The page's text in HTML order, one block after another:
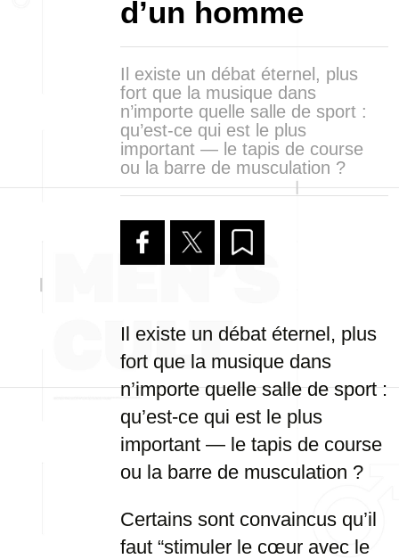
d’un homme
Il existe un débat éternel, plus
fort que la musique dans
n’importe quelle salle de sport :
qu’est-ce qui est le plus
important — le tapis de course
ou la barre de musculation ?
Il existe un débat éternel, plus
fort que la musique dans
n’importe quelle salle de sport :
qu’est-ce qui est le plus
important — le tapis de course
ou la barre de musculation ?
Certains sont convaincus qu’il
faut “stimuler le cœur avec le